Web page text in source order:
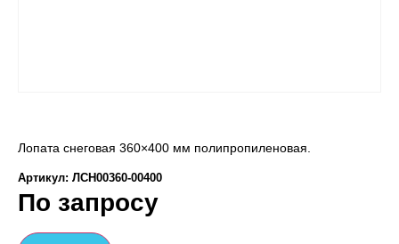
Лопата снеговая 360×400 мм полипропиленовая.
Артикул: ЛСН00360-00400
По запросу